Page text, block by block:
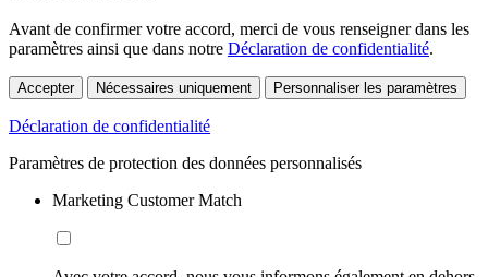
Avant de confirmer votre accord, merci de vous renseigner dans les
paramètres ainsi que dans notre Déclaration de confidentialité.
Accepter Nécessaires uniquement Personnaliser les paramètres
Déclaration de confidentialité
Paramètres de protection des données personnalisés
Marketing Customer Match